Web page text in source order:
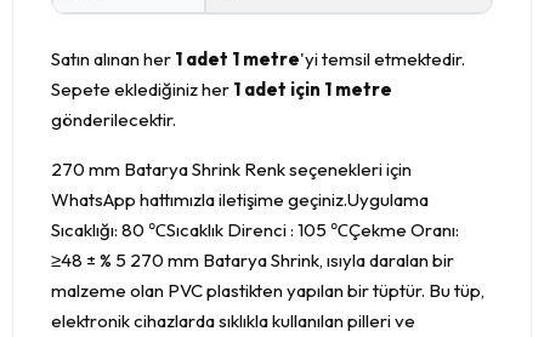
Satın alınan her 1 adet 1 metre'yi temsil etmektedir.
Sepete eklediğiniz her 1 adet için 1 metre
gönderilecektir.
270 mm Batarya Shrink Renk seçenekleri için
WhatsApp hattımızla iletişime geçiniz.Uygulama
Sıcaklığı: 80 ℃Sıcaklık Direnci : 105 ℃Çekme Oranı:
≥48 ± % 5 270 mm Batarya Shrink, ısıyla daralan bir
malzeme olan PVC plastikten yapılan bir tüptür. Bu tüp,
elektronik cihazlarda sıklıkla kullanılan pilleri ve